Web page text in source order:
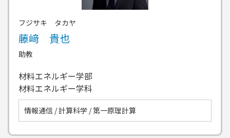
フジサキ タカヤ
藤﨑 貴也
助教
材料エネルギー学部
材料エネルギー学科
情報通信 / 計算科学 / 第一原理計算